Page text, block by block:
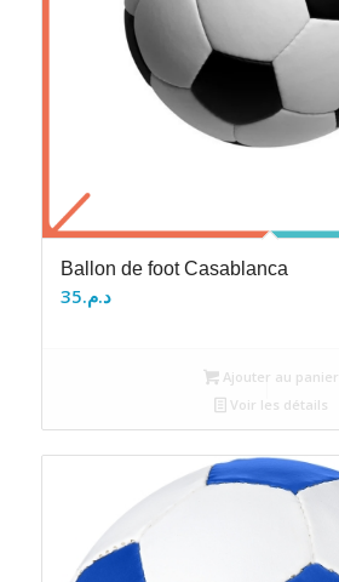
Ballon de foot Casablanca
د.م.35
Ajouter au panier
Voir les détails